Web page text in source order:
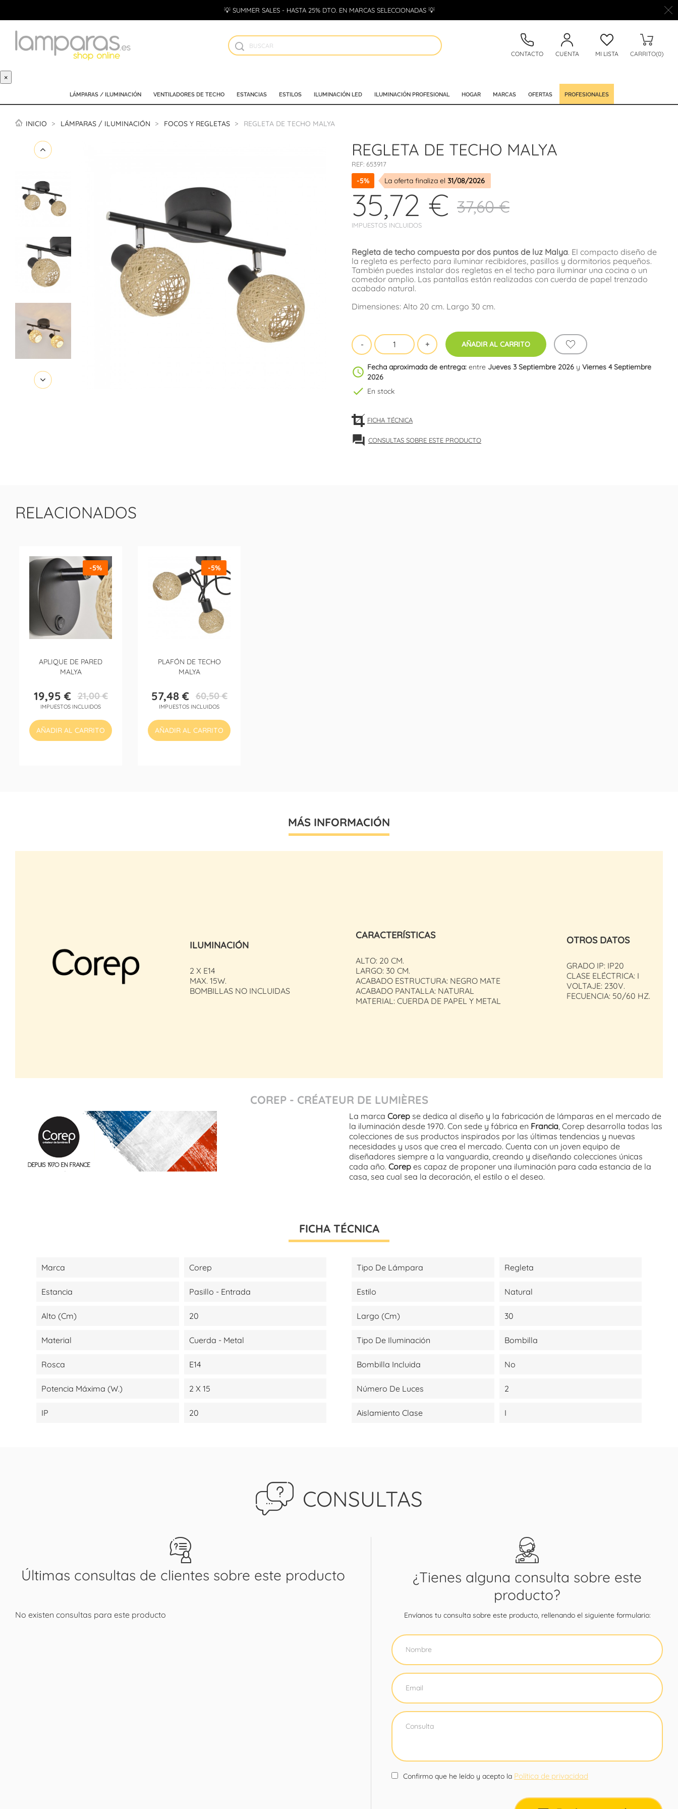
💡 SUMMER SALES - HASTA 25% DTO. EN MARCAS SELECCIONADAS 💡
CONTACTO CUENTA MI LISTA CARRITO(0)
×
LÁMPARAS / ILUMINACIÓN VENTILADORES DE TECHO ESTANCIAS ESTILOS ILUMINACIÓN LED ILUMINACIÓN PROFESIONAL HOGAR MARCAS OFERTAS PROFESIONALES
INICIO LÁMPARAS / ILUMINACIÓN FOCOS Y REGLETAS REGLETA DE TECHO MALYA
REGLETA DE TECHO MALYA
REF: 653917
-5% La oferta finaliza el 31/08/2026
35,72 €
IMPUESTOS INCLUIDOS
37,60 €
Regleta de techo compuesta por dos puntos de luz Malya. El compacto diseño de
la regleta es perfecto para iluminar recibidores, pasillos y dormitorios pequeños.
También puedes instalar dos regletas en el techo para iluminar una cocina o un
comedor amplio. Las pantallas están realizadas con cuerda de papel trenzado
acabado natural.
Dimensiones: Alto 20 cm. Largo 30 cm.
AÑADIR AL CARRITO
schedule Fecha aproximada de entrega: entre Jueves 3 Septiembre 2026 y Viernes 4 Septiembre
2026
check En stock
FICHA TÉCNICA
forum CONSULTAS SOBRE ESTE PRODUCTO
RELACIONADOS
APLIQUE DE PARED
MALYA
Precio
19,95 €Precio
base
21,00 €
IMPUESTOS INCLUIDOS
-5%
AÑADIR AL CARRITO
PLAFÓN DE TECHO
MALYA
Precio
57,48 €Precio
base
60,50 €
IMPUESTOS INCLUIDOS
-5%
AÑADIR AL CARRITO
MÁS INFORMACIÓN
ILUMINACIÓN
2 X E14
MAX. 15W.
BOMBILLAS NO INCLUIDAS
CARACTERÍSTICAS
ALTO: 20 CM.
LARGO: 30 CM.
ACABADO ESTRUCTURA: NEGRO MATE
ACABADO PANTALLA: NATURAL
MATERIAL: CUERDA DE PAPEL Y METAL
OTROS DATOS
GRADO IP: IP20
CLASE ELÉCTRICA: I
VOLTAJE: 230V.
FECUENCIA: 50/60 HZ.
COREP - CRÉATEUR DE LUMIÈRES
La marca Corep se dedica al diseño y la fabricación de lámparas en el mercado de
la iluminación desde 1970. Con sede y fábrica en Francia, Corep desarrolla todas las
colecciones de sus productos inspirados por las últimas tendencias y nuevas
necesidades y usos que crea el mercado. Cuenta con un joven equipo de
diseñadores siempre a la vanguardia, creando y diseñando colecciones únicas
cada año. Corep es capaz de proponer una iluminación para cada estancia de la
casa, sea cual sea la decoración, el estilo o el deseo.
FICHA TÉCNICA
Marca Corep Tipo De Lámpara Regleta
Estancia Pasillo - Entrada Estilo Natural
Alto (cm) 20 Largo (cm) 30
Material Cuerda - Metal Tipo De Iluminación Bombilla
Rosca E14 Bombilla Incluida No
Potencia Máxima (W.) 2 X 15 Número De Luces 2
IP 20 Aislamiento Clase I
CONSULTAS
Últimas consultas de clientes sobre este producto
No existen consultas para este producto
¿Tienes alguna consulta sobre este
producto?
Envíanos tu consulta sobre este producto, rellenando el siguiente formulario:
Confirmo que he leído y acepto la Política de privacidad